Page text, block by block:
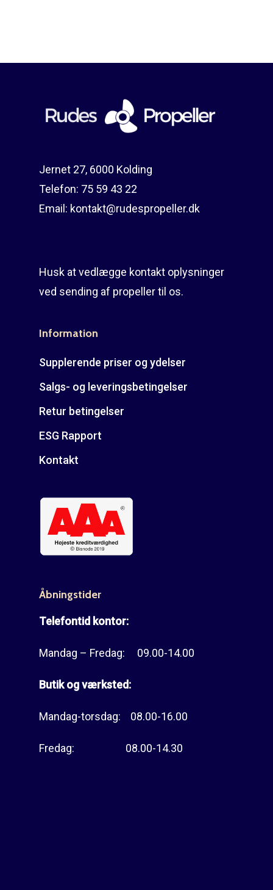
Jernet 27, 6000 Kolding
Telefon: 75 59 43 22
Email: kontakt@rudespropeller.dk
Husk at vedlægge kontakt oplysninger
ved sending af propeller til os.
Information
Supplerende priser og ydelser
Salgs- og leveringsbetingelser
Retur betingelser
ESG Rapport
Kontakt
Åbningstider
Telefontid kontor:
Mandag – Fredag: 09.00-14.00
Butik og værksted:
Mandag-torsdag: 08.00-16.00
Fredag: 08.00-14.30
Om reparation
Guides
Er min propel højre
venstre?
Rudes Propeller
T: 75 59 43 22